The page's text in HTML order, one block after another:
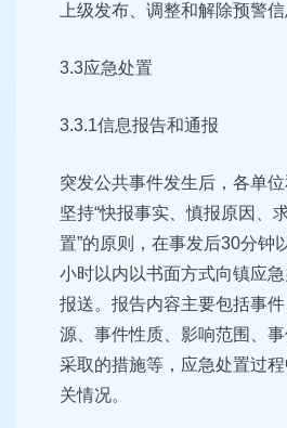
上级发布、调整和解除预警信
3.3应急处置
3.3.1信息报告和通报
突发公共事件发生后，各单
坚持“快报事实、慎报原因、
置”的原则，在事发后30分钟
小时以内以书面方式向镇应急
报送。报告内容主要包括事
源、事件性质、影响范围、
采取的措施等，应急处置过
关情况。